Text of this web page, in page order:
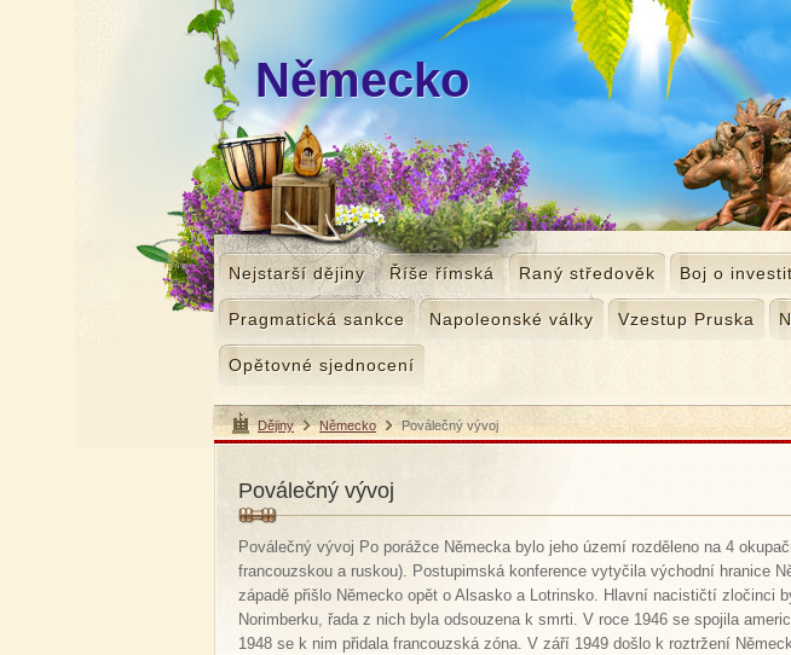
Německo
Nejstarší dějiny Říše římská Raný středověk Boj o
Pragmatická sankce Napoleonské války Vzestup Pruska
Opětovné sjednocení
Dějiny >
Německo Poválečný vývoj
Poválečný vývoj
Poválečný vývoj Po porážce Německa bylo jeho území rozděleno na 4
francouzskou a ruskou). Postupimská konference vytyčila východní hranice
západě přišlo Německo opět o Alsasko a Lotrinsko. Hlavní nacističtí zločinci
Norimberku, řada z nich byla odsouzena k smrti. V roce 1946 se spojila
1948 se k nim přidala francouzská zóna. V září 1949 došlo k roztržení